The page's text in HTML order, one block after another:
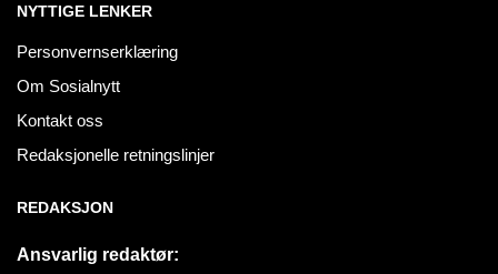
NYTTIGE LENKER
Personvernserklæring
Om Sosialnytt
Kontakt oss
Redaksjonelle retningslinjer
REDAKSJON
Ansvarlig redaktør: